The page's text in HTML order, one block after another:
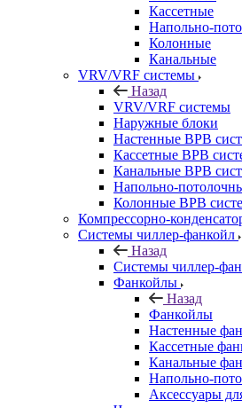
Кассетные
Напольно-
Колонные
Канальные
VRV/VRF системы
Назад
VRV/VRF системы
Наружные блоки
Настенные ВРВ
Кассетные ВРВ
Канальные ВРВ
Напольно-
Колонные ВРВ
Компрессорно-
Системы чиллер-фанкойл
Назад
Системы чиллер-
Фанкойлы
Назад
Фанкойлы
Настенные
Кассетные
Канальные
Напольно-
Аксессуары